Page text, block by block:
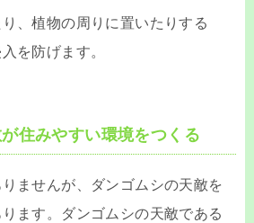
、植物の周りに置いたりする
を防げます。
住みやすい環境をつくる
ませんが、ダンゴムシの天敵を
ます。ダンゴムシの天敵である